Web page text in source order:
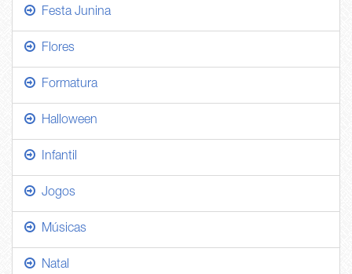
Festa Junina
Flores
Formatura
Halloween
Infantil
Jogos
Músicas
Natal